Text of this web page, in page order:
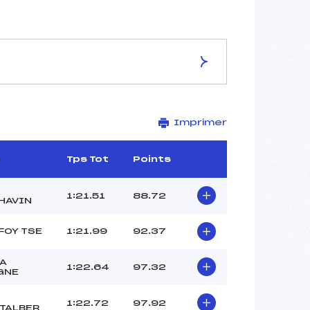
CARROLEY
2283
2381/04/08
44
12:15
FAVRE YANNICK (SA)
Imprimer
Tps Tot Points
1:21.51 88.72
TSE 1:21.99 92.37
1:22.64 97.32
1:22.72 97.92